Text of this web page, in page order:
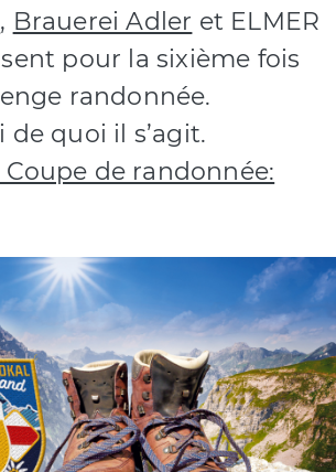
, Brauerei Adler et ELMER
pour la sixième fois
randonnée.
de quoi il s’agit.
Coupe de randonnée: